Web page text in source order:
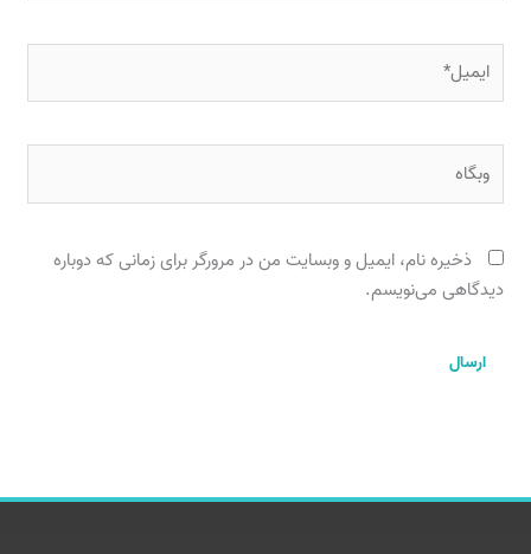
وبگاه
ذخیره نام، ایمیل و وبسایت من در مرورگر برای زمانی که دوباره
دیدگاهی می‌نویسم.